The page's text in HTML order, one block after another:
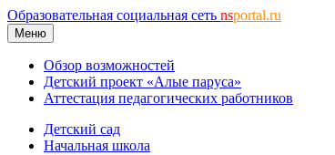
Образовательная социальная сеть nsportal.ru
Меню
Обзор возможностей
Детский проект «Алые паруса»
Аттестация педагогических работников
Детский сад
Начальная школа